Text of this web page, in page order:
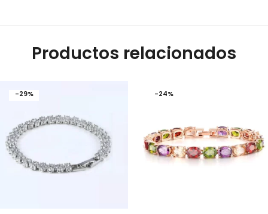
Productos relacionados
-29% -24%